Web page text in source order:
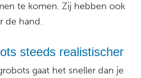
te komen. Zij hebben ook
de hand.
steeds realistischer
gaat het sneller dan je